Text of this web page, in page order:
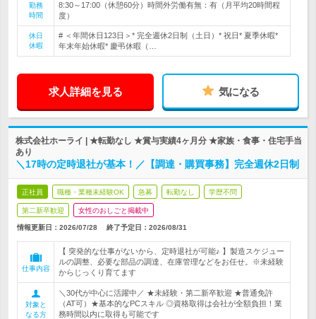
勤務
時間
8:30～17:00（休憩60分）時間外労働有無：有（月平均20時間程
度）
休日
休暇
# ＜年間休日123日＞* 完全週休2日制（土日）* 祝日* 夏季休暇*
年末年始休暇* 慶弔休暇（…
求人詳細を見る 気になる
株式会社ホーライ | ★転勤なし ★賞与実績4ヶ月分 ★家族・食事・住宅手当
あり
＼17時の定時退社が基本！／【調達・購買事務】完全週休2日制
正社員 職種・業種未経験OK 急募 転勤なし 学歴不問
第二新卒歓迎 女性のおしごと掲載中
情報更新日：2026/07/28 終了予定日： 2026/08/31
仕事内容
【 突発的な仕事がないから、定時退社が可能♪ 】製造スケジュー
ルの調整、必要な部品の調達、在庫管理などをお任せ。※未経験
からじっくり育てます
対象と
なる方
＼30代が中心に活躍中／ ★未経験・第二新卒歓迎 ★普通免許
（AT可）★基本的なPCスキル ◎資格取得は会社が全額負担！業
務時間以内に取得も可能です